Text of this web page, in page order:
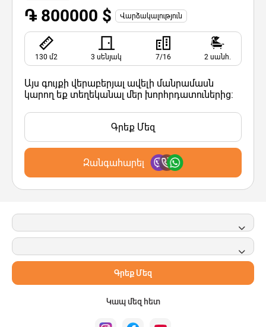
֏ 800000 $ Վարձակալություն
130 մ2 3 սենյակ 7/16 2 սանհ.
Այս գույքի վերաբերյալ ավելի մանրամասն
կարող եք տեղեկանալ մեր խորհրդատուներից:
Գրեք Մեզ
Զանգահարել
Գրեք Մեզ
Կապ մեզ հետ